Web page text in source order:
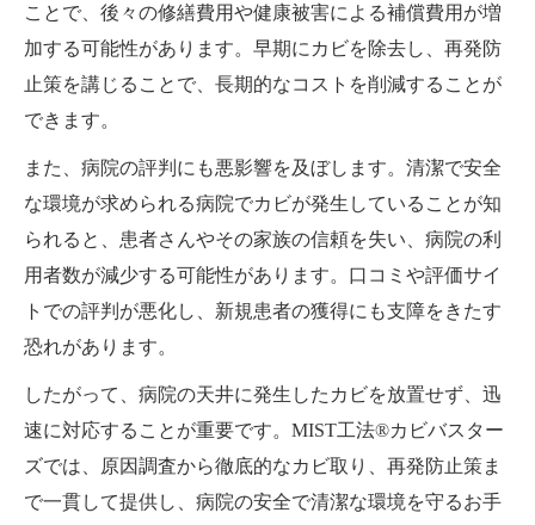
ことで、後々の修繕費用や健康被害による補償費用が増
加する可能性があります。早期にカビを除去し、再発防
止策を講じることで、長期的なコストを削減することが
できます。
また、病院の評判にも悪影響を及ぼします。清潔で安全
な環境が求められる病院でカビが発生していることが知
られると、患者さんやその家族の信頼を失い、病院の利
用者数が減少する可能性があります。口コミや評価サイ
トでの評判が悪化し、新規患者の獲得にも支障をきたす
恐れがあります。
したがって、病院の天井に発生したカビを放置せず、迅
速に対応することが重要です。MIST工法®カビバスター
ズでは、原因調査から徹底的なカビ取り、再発防止策ま
で一貫して提供し、病院の安全で清潔な環境を守るお手